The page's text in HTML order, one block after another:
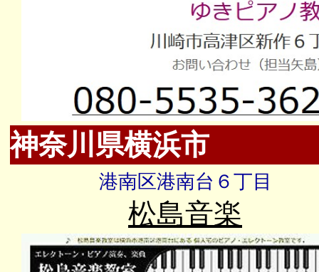
神奈川県横浜市
港南区港南台６丁目
松島音楽